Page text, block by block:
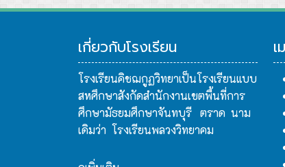
เกี่ยวกับโรงเรียน
โรงเรียนคิชฌกูฏวิทยาเป็นโรงเรียนแบบ
สหศึกษาสังกัดสำนักงานเขตพื้นที่การ
ศึกษามัธยมศึกษาจันทบุรี ตราด นาม
เดิมว่า โรงเรียนพลวงวิทยาคม